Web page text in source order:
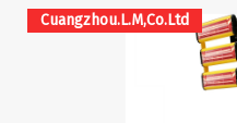
Cuangzhou.L.M,Сo.Ltd